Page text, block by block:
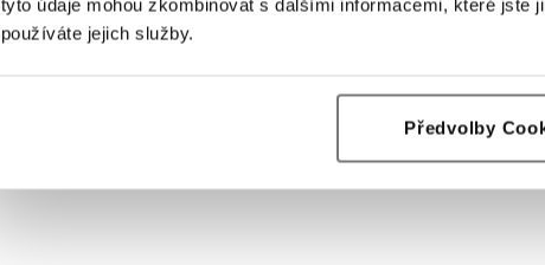
tyto údaje mohou zkombinovat s dalšími informacemi, které jste
používáte jejich služby.
Předvolby